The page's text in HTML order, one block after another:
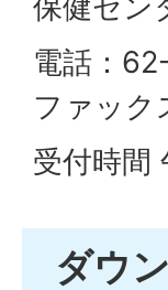
電話：
ファック
受付時間
ダウ